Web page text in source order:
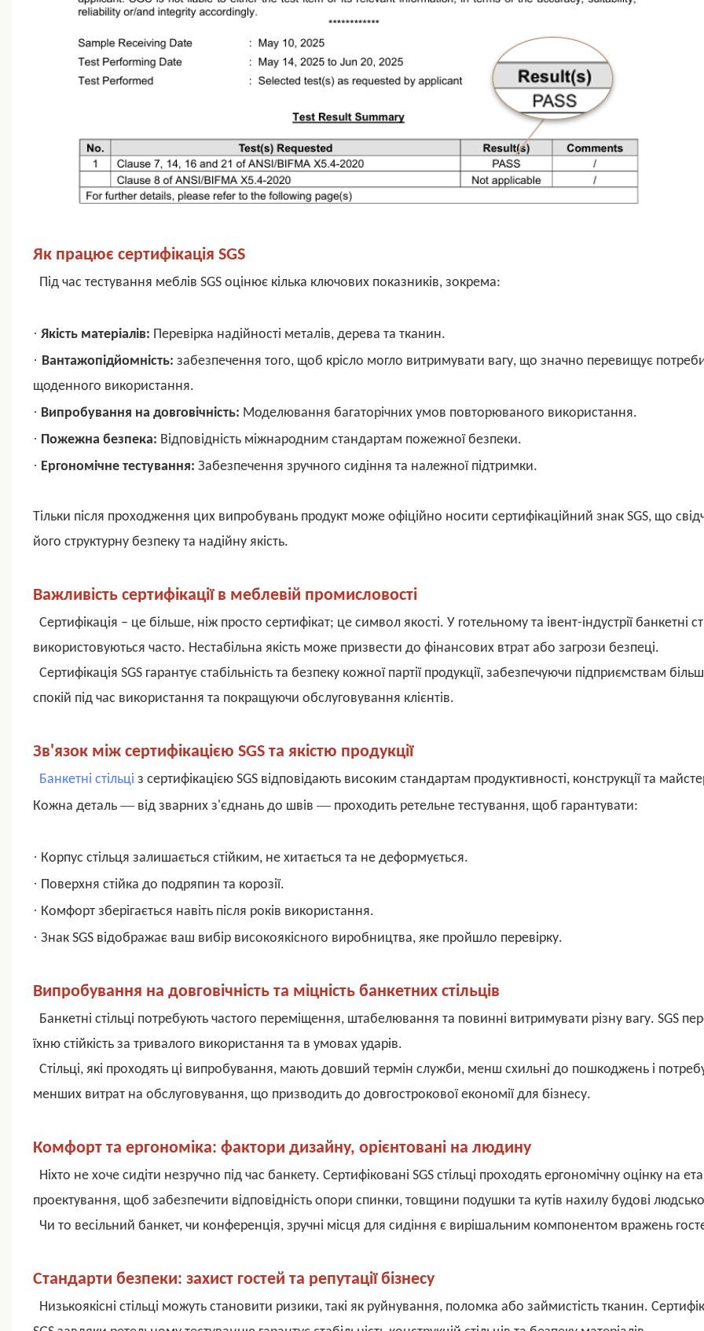
Як працює сертифікація SGS
Під час тестування меблів SGS оцінює кілька ключових показників, зокрема:
· Якість матеріалів: Перевірка надійності металів, дерева та тканин.
· Вантажопідйомність: забезпечення того, щоб крісло могло витримувати вагу, що значно перевищує
щоденного використання.
· Випробування на довговічність: Моделювання багаторічних умов повторюваного використання.
· Пожежна безпека: Відповідність міжнародним стандартам пожежної безпеки.
· Ергономічне тестування: Забезпечення зручного сидіння та належної підтримки.
Тільки після проходження цих випробувань продукт може офіційно носити сертифікаційний знак SGS, що
його структурну безпеку та надійну якість.
Важливість сертифікації в меблевій промисловості
Сертифікація – це більше, ніж просто сертифікат; це символ якості. У готельному та івент-індустрії банкетні
використовуються часто. Нестабільна якість може призвести до фінансових втрат або загрози безпеці.
Сертифікація SGS гарантує стабільність та безпеку кожної партії продукції, забезпечуючи підприємствам
спокій під час використання та покращуючи обслуговування клієнтів.
Зв'язок між сертифікацією SGS та якістю продукції
Банкетні стільці з сертифікацією SGSвідповідають високим стандартам продуктивності, конструкції та
Кожна деталь — від зварних з'єднань до швів — проходить ретельне тестування, щоб гарантувати:
· Корпус стільця залишається стійким, не хитається та не деформується.
· Поверхня стійка до подряпин та корозії.
· Комфорт зберігається навіть після років використання.
· Знак SGS відображає ваш вибір високоякісного виробництва, яке пройшло перевірку.
Випробування на довговічність та міцність банкетних стільців
Банкетні стільці потребують частого переміщення, штабелювання та повинні витримувати різну вагу. SGS
їхню стійкість за тривалого використання та в умовах ударів.
Стільці, які проходять ці випробування, мають довший термін служби, менш схильні до пошкоджень і
менших витрат на обслуговування, що призводить до довгострокової економії для бізнесу.
Комфорт та ергономіка: фактори дизайну, орієнтовані на людину
Ніхто не хоче сидіти незручно під час банкету. Сертифіковані SGS стільці проходять ергономічну оцінку на
проектування, щоб забезпечити відповідність опори спинки, товщини подушки та кутів нахилу будові
Чи то весільний банкет, чи конференція, зручні місця для сидіння є вирішальним компонентом вражень
Стандарти безпеки: захист гостей та репутації бізнесу
Низькоякісні стільці можуть становити ризики, такі як руйнування, поломка або займистість тканин.